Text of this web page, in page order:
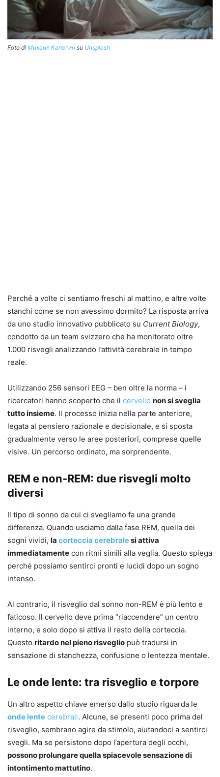
Foto di Михаил Калегин su Unsplash
Perché a volte ci sentiamo freschi al mattino, e altre volte
stanchi come se non avessimo dormito? La risposta arriva
da uno studio innovativo pubblicato su Current Biology,
condotto da un team svizzero che ha monitorato oltre
1.000 risvegli analizzando l’attività cerebrale in tempo
reale.
Utilizzando 256 sensori EEG – ben oltre la norma – i
ricercatori hanno scoperto che il cervello non si sveglia
tutto insieme. Il processo inizia nella parte anteriore,
legata al pensiero razionale e decisionale, e si sposta
gradualmente verso le aree posteriori, comprese quelle
visive. Un percorso ordinato, ma sorprendente.
REM e non-REM: due risvegli molto
diversi
Il tipo di sonno da cui ci svegliamo fa una grande
differenza. Quando usciamo dalla fase REM, quella dei
sogni vividi, la corteccia cerebralesi attiva
immediatamente con ritmi simili alla veglia. Questo spiega
perché possiamo sentirci pronti e lucidi dopo un sogno
intenso.
Al contrario, il risveglio dal sonno non-REM è più lento e
faticoso. Il cervello deve prima “riaccendere” un centro
interno, e solo dopo si attiva il resto della corteccia.
Questo ritardo nel pieno risveglio può tradursi in
sensazione di stanchezza, confusione o lentezza mentale.
Le onde lente: tra risveglio e torpore
Un altro aspetto chiave emerso dallo studio riguarda le
onde lente cerebrali. Alcune, se presenti poco prima del
risveglio, sembrano agire da stimolo, aiutandoci a sentirci
svegli. Ma se persistono dopo l’apertura degli occhi,
possono prolungare quella spiacevole sensazione di
intontimento mattutino.